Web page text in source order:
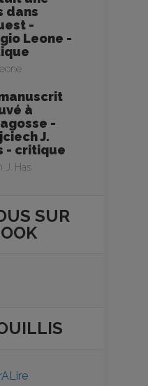
dans
-
Leone -
à
-
J.
- critique
J. Has
SUR